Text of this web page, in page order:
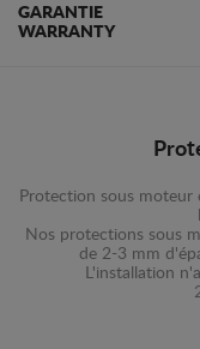
GARANTIE
WARRANTY
Protection sous
Nos protections sous
de 2-3 mm
L'installation